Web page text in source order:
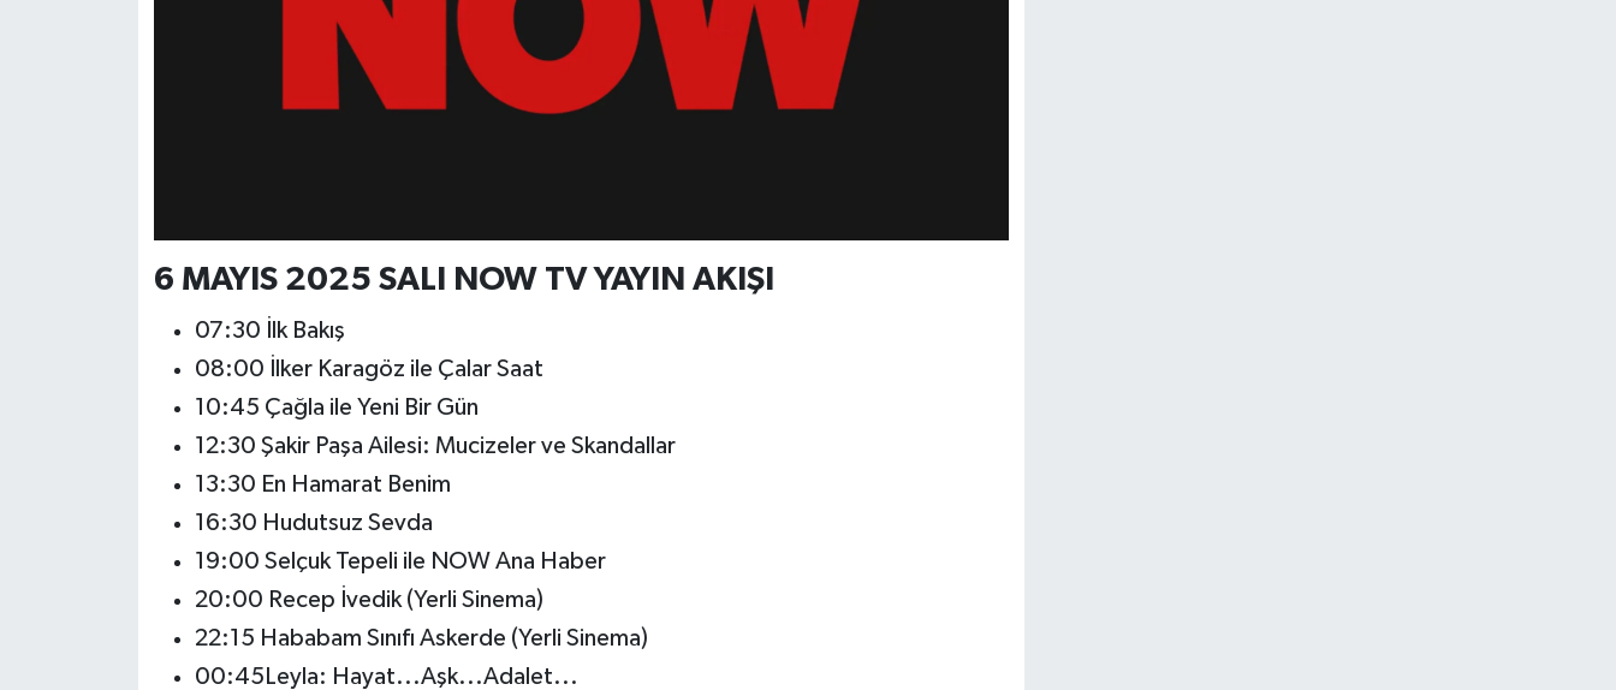
6 MAYIS 2025 SALI NOW TV YAYIN AKIŞI
07:30 İlk Bakış
08:00 İlker Karagöz ile Çalar Saat
10:45 Çağla ile Yeni Bir Gün
12:30 Şakir Paşa Ailesi: Mucizeler ve Skandallar
13:30 En Hamarat Benim
16:30 Hudutsuz Sevda
19:00 Selçuk Tepeli ile NOW Ana Haber
20:00 Recep İvedik (Yerli Sinema)
22:15 Hababam Sınıfı Askerde (Yerli Sinema)
00:45Leyla: Hayat...Aşk...Adalet...